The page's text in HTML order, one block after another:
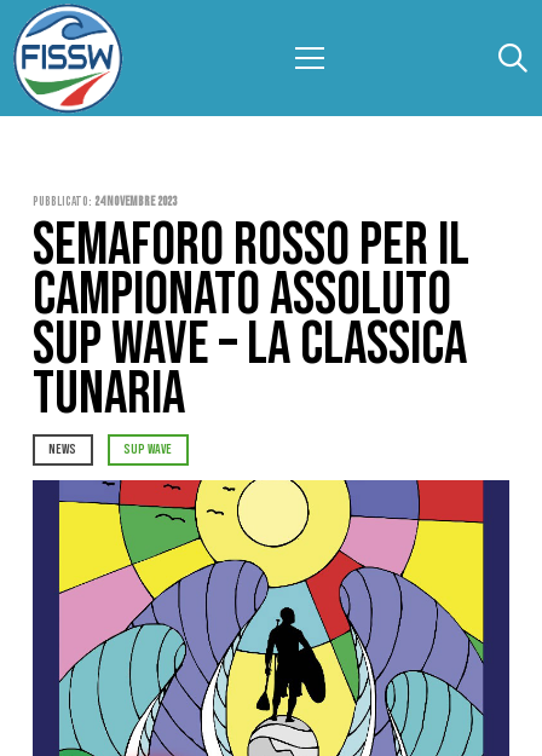
Pubblicato: 24 Novembre 2023
SEMAFORO ROSSO PER IL
CAMPIONATO ASSOLUTO
SUP WAVE – LA CLASSICA
TUNARIA
NEWS SUP WAVE